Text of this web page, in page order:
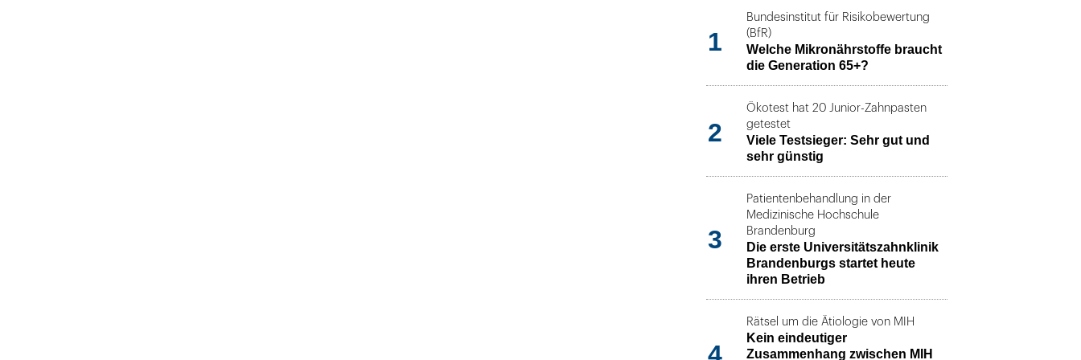
1
Bundesinstitut für Risikobewertung
(BfR)
Welche Mikronährstoffe braucht
die Generation 65+?
2
Ökotest hat 20 Junior-Zahnpasten
getestet
Viele Testsieger: Sehr gut und
sehr günstig
3
Patientenbehandlung in der
Medizinische Hochschule
Brandenburg
Die erste Universitätszahnklinik
Brandenburgs startet heute
ihren Betrieb
4
Rätsel um die Ätiologie von MIH
Kein eindeutiger
Zusammenhang zwischen MIH